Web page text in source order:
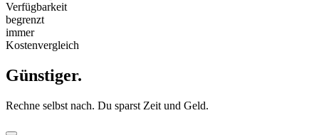
Verfügbarkeit
begrenzt
immer
Kostenvergleich
Günstiger.
Rechne selbst nach. Du sparst Zeit und Geld.